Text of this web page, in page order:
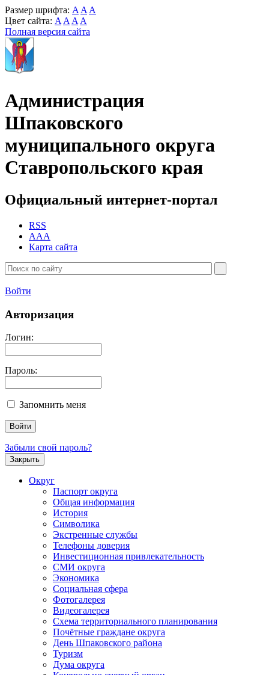
Размер шрифта: A A A
Цвет сайта: A A A A
Полная версия сайта
Администрация
Шпаковского
муниципального округа
Ставропольского края
Официальный интернет-портал
RSS
AAA
Карта сайта
Войти
Авторизация
Логин:
Пароль:
Запомнить меня
Забыли свой пароль?
Закрыть
Округ
Паспорт округа
Общая информация
История
Символика
Экстренные службы
Телефоны доверия
Инвестиционная привлекательность
СМИ округа
Экономика
Социальная сфера
Фотогалерея
Видеогалерея
Схема территориального планирования
Почётные граждане округа
День Шпаковского района
Туризм
Дума округа